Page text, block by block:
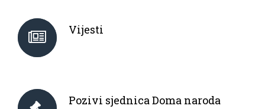
Vijesti
Pozivi sjednica Doma naroda